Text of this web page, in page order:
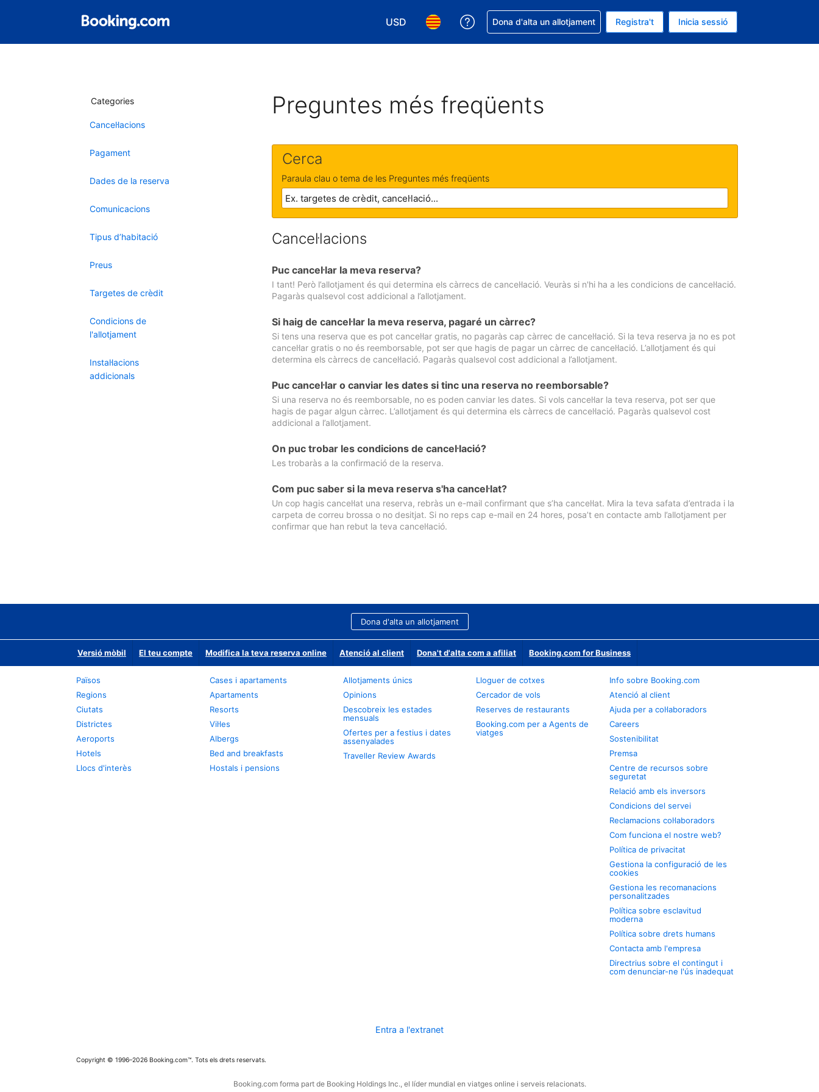
USD
Tria la moneda. La moneda actual és Dòlar dels Estats Units
Tria l'idioma. L'idioma actual és Català
Rep ajuda amb la reserva
Dona d'alta un allotjament Registra't Inicia sessió
Categories
Cancel·lacions
Pagament
Dades de la reserva
Comunicacions
Tipus d’habitació
Preus
Targetes de crèdit
Condicions de
l'allotjament
Instal·lacions
addicionals
Preguntes més freqüents
Cerca
Paraula clau o tema de les Preguntes més freqüents
Cancel·lacions
Puc cancel·lar la meva reserva?
I tant! Però l’allotjament és qui determina els càrrecs de cancel·lació. Veuràs si n'hi ha a les condicions de cancel·lació.
Pagaràs qualsevol cost addicional a l’allotjament.
Si haig de cancel·lar la meva reserva, pagaré un càrrec?
Si tens una reserva que es pot cancel·lar gratis, no pagaràs cap càrrec de cancel·lació. Si la teva reserva ja no es pot
cancel·lar gratis o no és reemborsable, pot ser que hagis de pagar un càrrec de cancel·lació. L’allotjament és qui
determina els càrrecs de cancel·lació. Pagaràs qualsevol cost addicional a l’allotjament.
Puc cancel·lar o canviar les dates si tinc una reserva no reemborsable?
Si una reserva no és reemborsable, no es poden canviar les dates. Si vols cancel·lar la teva reserva, pot ser que
hagis de pagar algun càrrec. L’allotjament és qui determina els càrrecs de cancel·lació. Pagaràs qualsevol cost
addicional a l’allotjament.
On puc trobar les condicions de cancel·lació?
Les trobaràs a la confirmació de la reserva.
Com puc saber si la meva reserva s'ha cancel·lat?
Un cop hagis cancel·lat una reserva, rebràs un e-mail confirmant que s’ha cancel·lat. Mira la teva safata d’entrada i la
carpeta de correu brossa o no desitjat. Si no reps cap e-mail en 24 hores, posa’t en contacte amb l’allotjament per
confirmar que han rebut la teva cancel·lació.
Dona d'alta un allotjament
Versió mòbil El teu compte Modifica la teva reserva online Atenció al client Dona't d'alta com a afiliat Booking.com for Business
Països
Regions
Ciutats
Districtes
Aeroports
Hotels
Llocs d'interès
Cases i apartaments
Apartaments
Resorts
Vil·les
Albergs
Bed and breakfasts
Hostals i pensions
Allotjaments únics
Opinions
Descobreix les estades
mensuals
Ofertes per a festius i dates
assenyalades
Traveller Review Awards
Lloguer de cotxes
Cercador de vols
Reserves de restaurants
Booking.com per a Agents de
viatges
Info sobre Booking.com
Atenció al client
Ajuda per a col·laboradors
Careers
Sostenibilitat
Premsa
Centre de recursos sobre
seguretat
Relació amb els inversors
Condicions del servei
Reclamacions col·laboradors
Com funciona el nostre web?
Política de privacitat
Gestiona la configuració de les
cookies
Gestiona les recomanacions
personalitzades
Política sobre esclavitud
moderna
Política sobre drets humans
Contacta amb l'empresa
Directrius sobre el contingut i
com denunciar-ne l'ús inadequat
Entra a l'extranet
Copyright © 1996–2026 Booking.com™. Tots els drets reservats.
Booking.com forma part de Booking Holdings Inc., el líder mundial en viatges online i serveis relacionats.